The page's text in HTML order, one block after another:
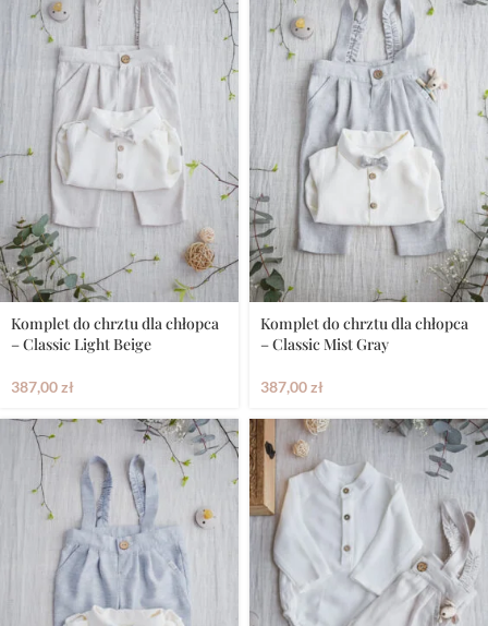
Komplet do chrztu dla chłopca
– Classic Light Beige
387,00zł
Komplet do chrztu dla chłopca
– Classic Mist Gray
387,00zł